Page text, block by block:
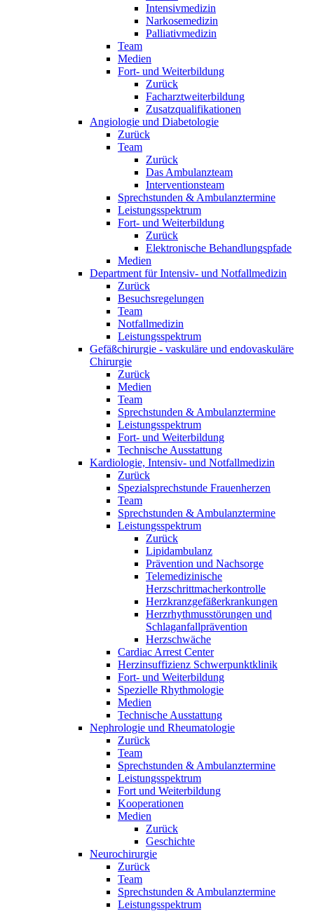
Intensivmedizin
Narkosemedizin
Palliativmedizin
Team
Medien
Fort- und Weiterbildung
Zurück
Facharztweiterbildung
Zusatzqualifikationen
Angiologie und Diabetologie
Zurück
Team
Zurück
Das Ambulanzteam
Interventionsteam
Sprechstunden & Ambulanztermine
Leistungsspektrum
Fort- und Weiterbildung
Zurück
Elektronische Behandlungspfade
Medien
Department für Intensiv- und Notfallmedizin
Zurück
Besuchsregelungen
Team
Notfallmedizin
Leistungsspektrum
Gefäßchirurgie - vaskuläre und endovaskuläre
Chirurgie
Zurück
Medien
Team
Sprechstunden & Ambulanztermine
Leistungsspektrum
Fort- und Weiterbildung
Technische Ausstattung
Kardiologie, Intensiv- und Notfallmedizin
Zurück
Spezialsprechstunde Frauenherzen
Team
Sprechstunden & Ambulanztermine
Leistungsspektrum
Zurück
Lipidambulanz
Prävention und Nachsorge
Telemedizinische
Herzschrittmacherkontrolle
Herzkranzgefäßerkrankungen
Herzrhythmusstörungen und
Schlaganfallprävention
Herzschwäche
Cardiac Arrest Center
Herzinsuffizienz Schwerpunktklinik
Fort- und Weiterbildung
Spezielle Rhythmologie
Medien
Technische Ausstattung
Nephrologie und Rheumatologie
Zurück
Team
Sprechstunden & Ambulanztermine
Leistungsspektrum
Fort und Weiterbildung
Kooperationen
Medien
Zurück
Geschichte
Neurochirurgie
Zurück
Team
Sprechstunden & Ambulanztermine
Leistungsspektrum